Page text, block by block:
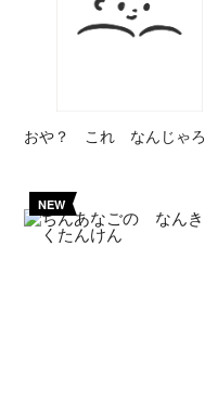
おや？ これ なんじゃろ
NEW